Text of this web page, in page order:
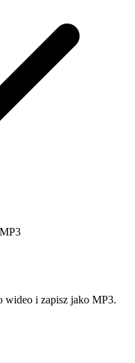
wideo i zapisz jako MP3.